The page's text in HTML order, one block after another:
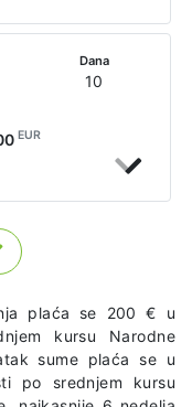
Dana
10
EUR
plaća se 200 € u
kursu Narodne
sume plaća se u
po srednjem kursu